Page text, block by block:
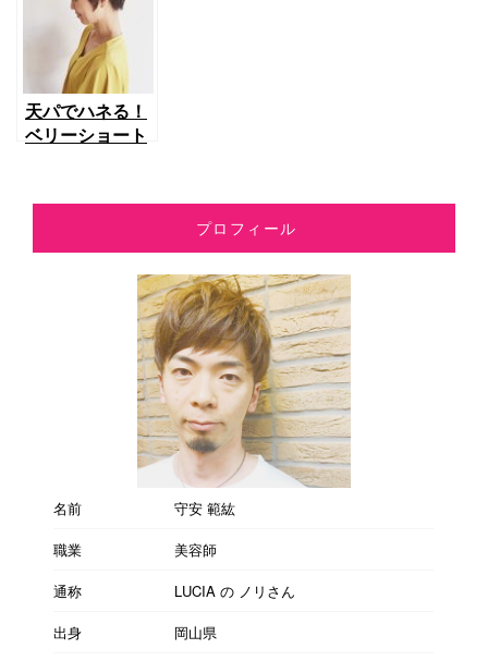
天パでハネる！
ベリーショート
フォーの魅力を
長さって？
プロフィール
名前
守安 範紘
職業
美容師
通称
LUCIA の ノリさん
出身
岡山県